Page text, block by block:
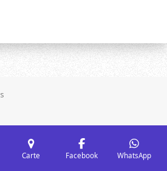
Carte Facebook WhatsApp